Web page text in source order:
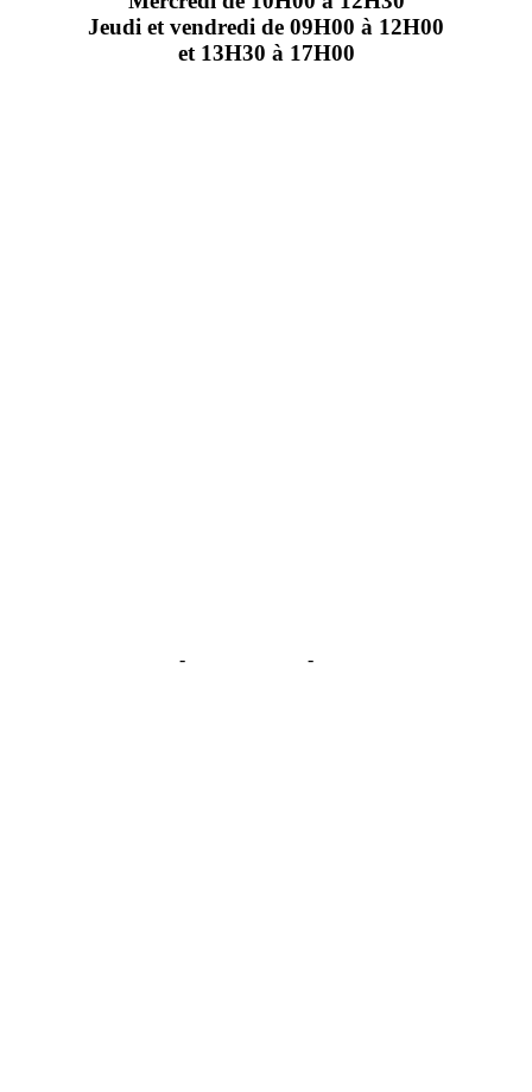
Jeudi et vendredi de 09H00 à 12H00
et 13H30 à 17H00
- -